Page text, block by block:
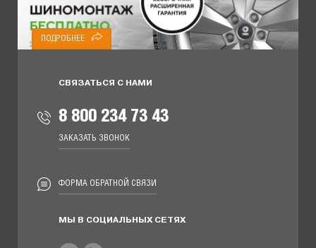
ПОДРОБНЕЕ
СВЯЗАТЬСЯ С НАМИ
8 800 234 73 43
ЗАКАЗАТЬ ЗВОНОК
ФОРМА ОБРАТНОЙ СВЯЗИ
МЫ В СОЦИАЛЬНЫХ СЕТЯХ